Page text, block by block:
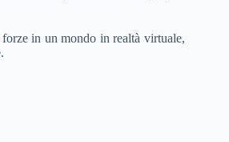
in un mondo in realtà virtuale,